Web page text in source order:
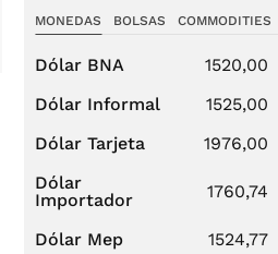
MONEDAS BOLSAS COMMODITIES
Dólar BNA 1520,00
Dólar Informal
1525,00
Dólar Tarjeta
1976,00
Dólar
Importador
1760,74
Dólar Mep 1524,77